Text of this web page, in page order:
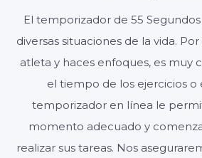
El temporizador de 55
diversas situaciones de la vida.
atleta y haces enfoques, es muy
el tiempo de los ejercicios o
temporizador en línea le
momento adecuado y
realizar sus tareas. Nos
Inicio Reiniciar